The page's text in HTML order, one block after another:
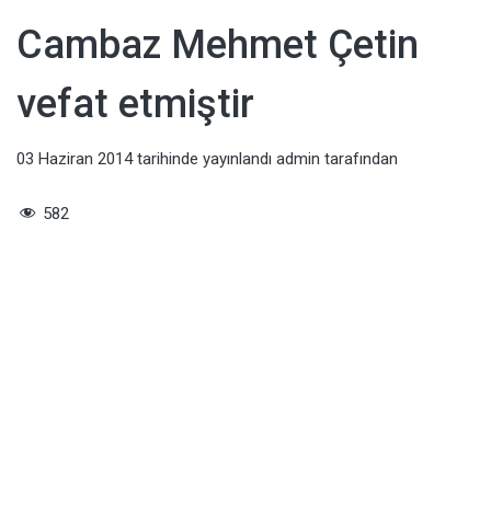
Cambaz Mehmet Çetin
vefat etmiştir
03 Haziran 2014tarihinde yayınlandı admin tarafından
582